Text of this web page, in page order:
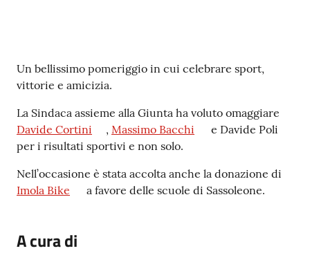
Contenuto
Un bellissimo pomeriggio in cui celebrare sport,
vittorie e amicizia.
La Sindaca assieme alla Giunta ha voluto omaggiare
Davide Cortini
, Massimo Bacchi
e Davide Poli
per i risultati sportivi e non solo.
Nell’occasione è stata accolta anche la donazione di
Imola Bike
a favore delle scuole di Sassoleone.
A cura di